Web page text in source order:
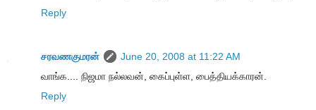
Reply
சரவணகுமரன்
June 20, 2008 at 11:22 AM
வாங்க.... நிஜமா நல்லவன், கைப்புள்ள, பைத்தியக்காரன்.
Reply